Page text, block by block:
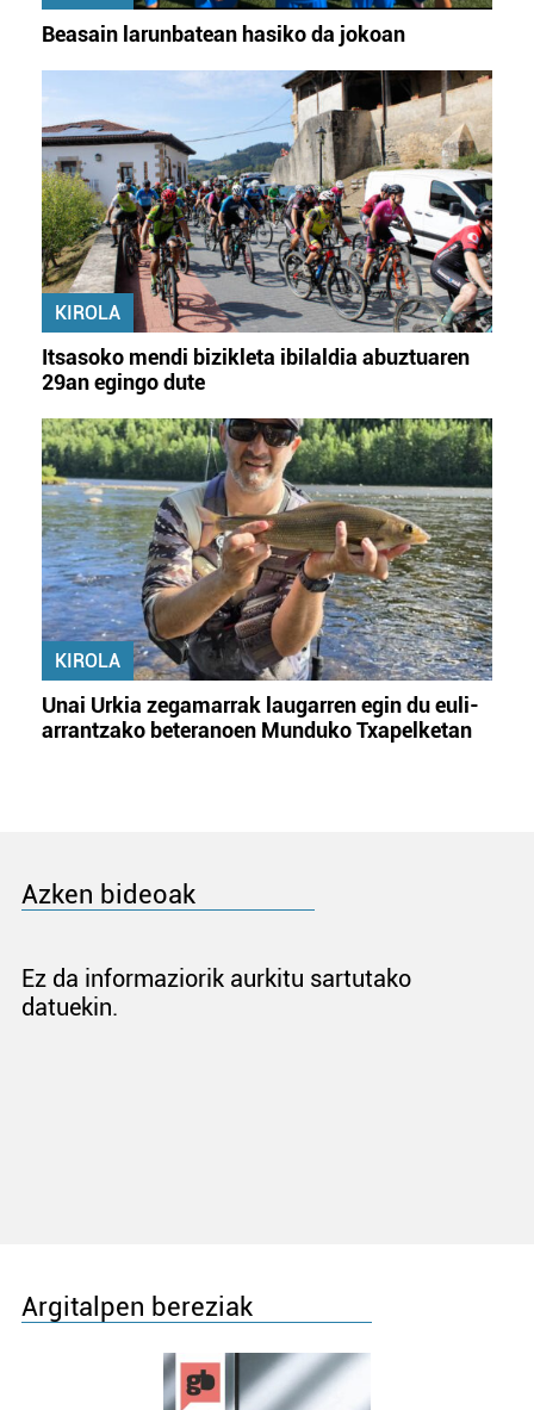
Beasain larunbatean hasiko da jokoan
KIROLA
Itsasoko mendi bizikleta ibilaldia abuztuaren
29an egingo dute
KIROLA
Unai Urkia zegamarrak laugarren egin du euli-
arrantzako beteranoen Munduko Txapelketan
Azken bideoak
Ez da informaziorik aurkitu sartutako
datuekin.
Argitalpen bereziak